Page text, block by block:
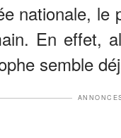
nationale,
En effet,
semble